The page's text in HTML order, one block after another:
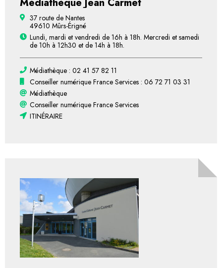
37 route de Nantes
49610 Mûrs-Érigné
Lundi, mardi et vendredi de 16h à 18h. Mercredi et samedi
de 10h à 12h30 et de 14h à 18h.
Médiathèque : 02 41 57 82 11
Conseiller numérique France Services : 06 72 71 03 31
Médiathèque
Conseiller numérique France Services
ITINÉRAIRE